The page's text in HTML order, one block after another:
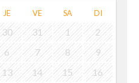
JE VE SA DI
30 31 1
2
6 7 8
9
13 14 15
16